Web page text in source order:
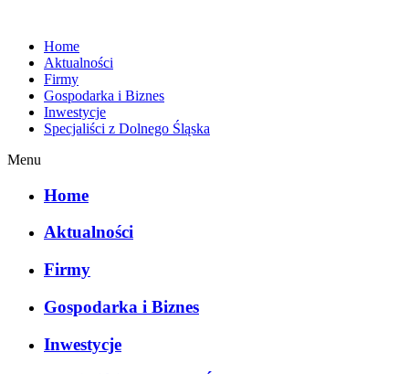
Home
Aktualności
Firmy
Gospodarka i Biznes
Inwestycje
Specjaliści z Dolnego Śląska
Menu
Home
Aktualności
Firmy
Gospodarka i Biznes
Inwestycje